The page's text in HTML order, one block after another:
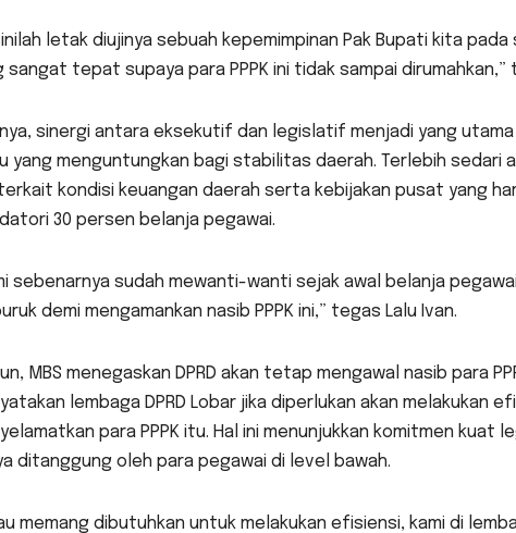
letak diujinya sebuah kepemimpinan Pak Bupati kita
sangat tepat supaya para PPPK ini tidak sampai dirumahkan,”
sinergi antara eksekutif dan legislatif menjadi yang
yang menguntungkan bagi stabilitas daerah. Terlebih sedari
kondisi keuangan daerah serta kebijakan pusat yang
30 persen belanja pegawai.
sebenarnya sudah mewanti-wanti sejak awal belanja
demi mengamankan nasib PPPK ini,” tegas Lalu Ivan.
MBS menegaskan DPRD akan tetap mengawal nasib para
lembaga DPRD Lobar jika diperlukan akan melakukan
para PPPK itu. Hal ini menunjukkan komitmen
ditanggung oleh para pegawai di level bawah.
memang dibutuhkan untuk melakukan efisiensi, kami di